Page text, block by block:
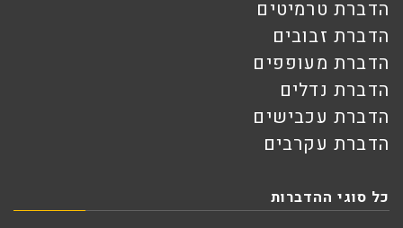
הדברת טרמיטים
הדברת זבובים
הדברת מעופפים
הדברת נדלים
הדברת עכבישים
הדברת עקרבים
כל סוגי ההדברות